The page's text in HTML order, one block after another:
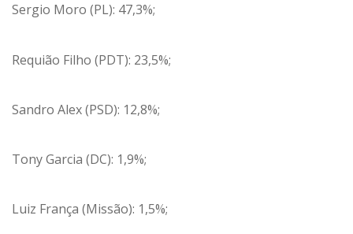
Sergio Moro (PL): 47,3%;
Requião Filho (PDT): 23,5%;
Sandro Alex (PSD): 12,8%;
Tony Garcia (DC): 1,9%;
Luiz França (Missão): 1,5%;